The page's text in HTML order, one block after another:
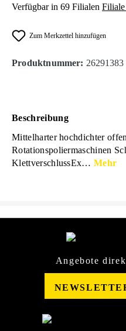
Verfügbar in 69 Filialen Filiale
Zum Merkzettel hinzufügen
Produktnummer: 26291383
Beschreibung
Mittelharter hochdichter
Rotationspoliermaschinen
KlettverschlussEx…Mehr
Angebote